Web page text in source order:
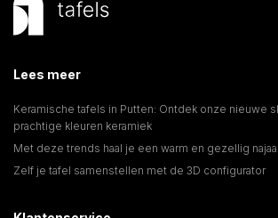
Lees meer
Keramische tafels in Putten: Ontdek onze nieuwe
prachtige kleuren keramiek
Met deze trends haal je een warm en gezellig
Zelf je tafel samenstellen met de 3D configurator